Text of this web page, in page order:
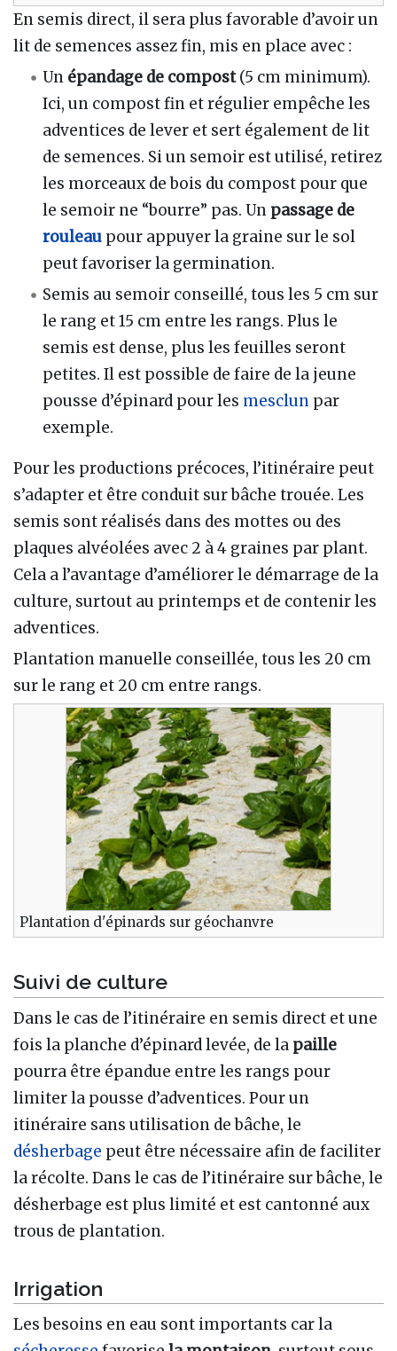
En semis direct, il sera plus favorable d’avoir un
lit de semences assez fin, mis en place avec :
Un épandage de compost(5 cm minimum).
Ici, un compost fin et régulier empêche les
adventices de lever et sert également de lit
de semences. Si un semoir est utilisé, retirez
les morceaux de bois du compost pour que
le semoir ne “bourre” pas. Un passage de
rouleau pour appuyer la graine sur le sol
peut favoriser la germination.
Semis au semoir conseillé, tous les 5 cm sur
le rang et 15 cm entre les rangs. Plus le
semis est dense, plus les feuilles seront
petites. Il est possible de faire de la jeune
pousse d’épinard pour les mesclun par
exemple.
Pour les productions précoces, l’itinéraire peut
s’adapter et être conduit sur bâche trouée. Les
semis sont réalisés dans des mottes ou des
plaques alvéolées avec 2 à 4 graines par plant.
Cela a l’avantage d’améliorer le démarrage de la
culture, surtout au printemps et de contenir les
adventices.
Plantation manuelle conseillée, tous les 20 cm
sur le rang et 20 cm entre rangs.
Plantation d'épinards sur géochanvre
Suivi de culture
Dans le cas de l’itinéraire en semis direct et une
fois la planche d’épinard levée, de la paille
pourra être épandue entre les rangs pour
limiter la pousse d’adventices. Pour un
itinéraire sans utilisation de bâche, le
désherbage peut être nécessaire afin de faciliter
la récolte. Dans le cas de l’itinéraire sur bâche, le
désherbage est plus limité et est cantonné aux
trous de plantation.
Irrigation
Les besoins en eau sont importants car la